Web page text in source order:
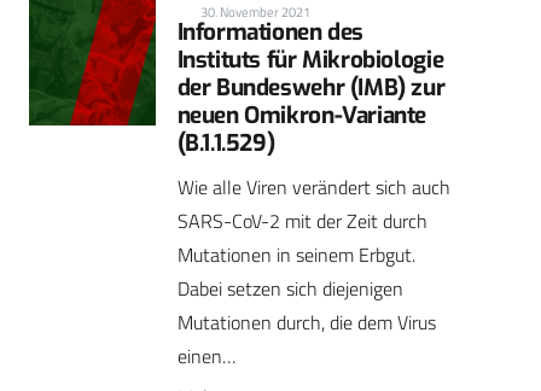
30. November 2021
Informationen des
Instituts für Mikrobiologie
der Bundeswehr (IMB) zur
neuen Omikron-Variante
(B.1.1.529)
Wie alle Viren verändert sich auch
SARS-CoV-2 mit der Zeit durch
Mutationen in seinem Erbgut.
Dabei setzen sich diejenigen
Mutationen durch, die dem Virus
einen…